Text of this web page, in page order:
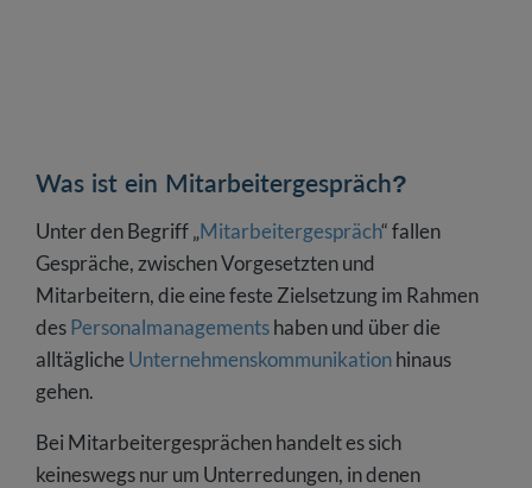
Fazit: Mit Mitarbeitergesprächen zum Erfolg
Mitarbeitergesprächen
Was ist ein Mitarbeitergespräch?
Unter den Begriff „Mitarbeitergespräch“ fallen
Gespräche, zwischen Vorgesetzten und
Mitarbeitern, die eine feste Zielsetzung im Rahmen
desPersonalmanagementshaben und über die
alltägliche Unternehmenskommunikationhinaus
gehen.
Bei Mitarbeitergesprächen handelt es sich
keineswegs nur um Unterredungen, in denen